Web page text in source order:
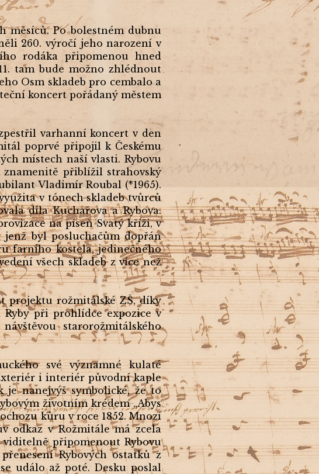
měsíců. Po bolestném dubnu
260. výročí jeho narození v
rodáka připomenou hned
tam bude možno zhlédnout
Osm skladeb pro cembalo a
koncert pořádaný městem
varhanní koncert v den
poprvé připojil k Českému
místech naší vlasti. Rybovu
přiblížil strahovský
Vladimír Roubal (*1965).
v tónech skladeb tvůrců
díla Kuchařova a Rybova.
na píseň Svatý kříži, v
byl posluchačům dopřán
farního kostela, jedinečného
všech skladeb z více než
projektu rožmitálské ZŠ, díky
Ryby při prohlídce expozice v
starorožmitálského
své významné kulaté
i interiér původní kaple
je nanejvýš symbolické, že to
životním krédem „Abys
kůru v roce 1852. Mnozí
odkaz v Rožmitále má zcela
připomenout Rybovu
Rybových ostatků z
událo až poté. Desku poslal